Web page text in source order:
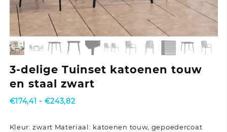
3-delige Tuinset katoenen touw
en staal zwart
€174,41 - €243,82Prijsklasse:
Kleur: zwart Materiaal: katoenen touw, gepoedercoat